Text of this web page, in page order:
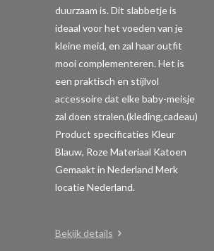
duurzaam is. Dit slabbetje is
ideaal voor het voeden van je
kleine meid, en zal haar outfit
mooi complementeren. Het is
een praktisch en stijlvol
accessoire dat elke baby-meisje
zal doen stralen.(kleding,cadeau)
Product specificaties Kleur
Blauw, Roze Materiaal Katoen
Gemaakt in Nederland Merk
locatie Nederland.
Bekijk details